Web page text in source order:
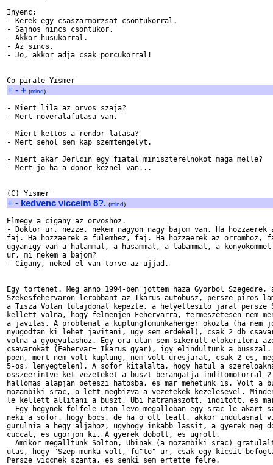
Inyenc:
- Kerek egy csaszarmorzsat csontukorral.
- Sajnos nincs csontukor.
- Akkor husukorral.
- Az sincs.
- Jo, akkor adja csak porcukorral!
+ - + (mind)
- Miert lila az orvos szaja?
- Mert noveralafutasa van.
- Miert kettos a rendor latasa?
- Mert sehol sem kap szemtengelyt.
- Miert akar Jerlcin egy fiatal miniszterelnokot maga melle?
- Mert jo ha a donor keznel van...
+ - kedvenc vicceim 8?. (mind)
Elmegy a cigany az orvoshoz.
- Doktor ur, nezze, nekem nagyon nagy bajom van. Ha hozzaerek
faj. Ha hozzaerek a fulemhez, faj. Ha hozzaerek az orromhoz,
ugyanigy van a hatammal, a hasammal, a labammal, a
ur, mi nekem a bajom?
- Cigany, neked el van torve az ujjad.
Egy tortenet. Meg anno 1994-ben jottem haza Gyorbol Szegedre,
Szekesfehervaron lerobbant az Ikarus autobusz, persze piros
a Tisza Volan tulajdonat kepezte, a helyettesito jarat persze
kellett volna, hogy felmenjen Fehervarra, termeszetesen nem
a javitas. A problemat a kuplungfomunkahenger okozta (ha nem
nyugodtan ki lehet javitani, ugy sem erdekel), csak 2 db
volna a gyogyulashoz. Egy ora utan sem sikerult elokeriteni
csavarokat (Fehervar= Ikarus gyar), igy elindultunk a
poen, mert nem volt kuplung, nem volt uresjarat, csak 2-es,
5-os, lenyegtelen). A sofor kitalalta, hogy hatul a
osszeerintve ket vezeteket a buszt berangatja inditomotorral
hallomas alapjan beteszi hatosba, es mar mehetunk is. Volt a
mozambiki srac, o lett megbizva a vezetekek kezelesevel.
le kellett allitani a buszt, Ubi hatramaszott, inditott, es
Egy hegynek folfele uton levo megalloban egy srac le akart
neki a sofor, hogy bocs, de ha o ott leall, akkor indulasnal
gurulnia a hegy aljahoz, ugyhogy inkabb lassit, a gyerek meg
cuccat, es ugorjon ki. A gyerek dobott, es ugrott.
Amikor megalltunk Solton, Ubinak (a mozambiki srac)
utas, hogy "Szep munka volt, fu"to" ur, csak egy kicsit
Persze viccnek szanta, es senki sem ertette felre.